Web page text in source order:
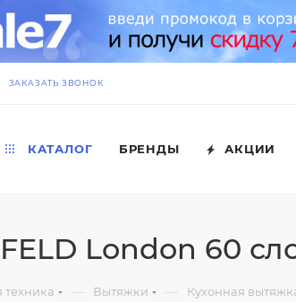
ЗАКАЗАТЬ ЗВОНОК
КАТАЛОГ БРЕНДЫ АКЦИИ
London 60
техника — Вытяжки — Кухонная